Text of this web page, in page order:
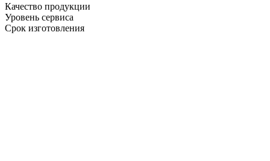
Качество продукции
Уровень сервиса
Срок изготовления